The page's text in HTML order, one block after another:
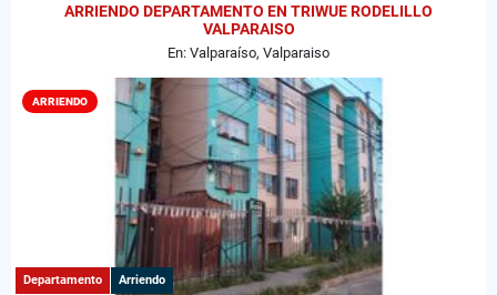
ARRIENDO DEPARTAMENTO EN TRIWUE RODELILLO
VALPARAISO
En: Valparaíso, Valparaiso
ARRIENDO
Departamento Arriendo